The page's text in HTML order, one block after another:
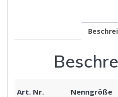
Art. Nr. Nenngröße